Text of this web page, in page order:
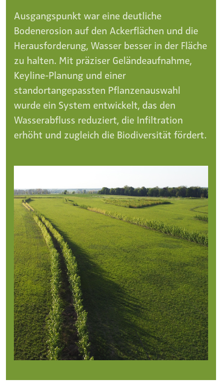
Ausgangspunkt war eine deutliche
Bodenerosion auf den Ackerflächen und die
Herausforderung, Wasser besser in der Fläche
zu halten. Mit präziser Geländeaufnahme,
Keyline-Planung und einer
standortangepassten Pflanzenauswahl
wurde ein System entwickelt, das den
Wasserabfluss reduziert, die Infiltration
erhöht und zugleich die Biodiversität fördert.